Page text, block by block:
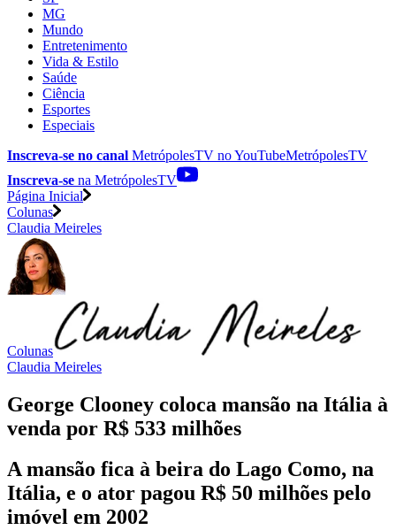
MG
Mundo
Entretenimento
Vida & Estilo
Saúde
Ciência
Esportes
Especiais
Inscreva-se no canal MetrópolesTV noYouTubeMetrópolesTV
Inscreva-se na MetrópolesTV
Página Inicial
Colunas
Claudia Meireles
Colunas
Claudia Meireles
George Clooney coloca mansão na Itália à
venda por R$ 533 milhões
A mansão fica à beira do Lago Como, na
Itália, e o ator pagou R$ 50 milhões pelo
imóvel em 2002